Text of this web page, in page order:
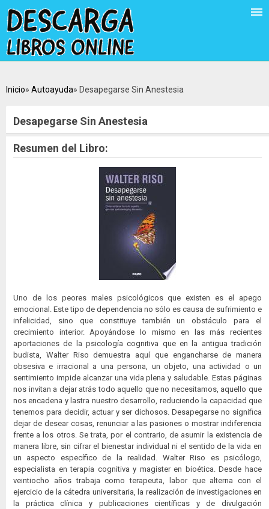
Inicio Autoayuda Desapegarse Sin Anestesia
Desapegarse Sin Anestesia
Resumen del Libro:
Uno de los peores males psicológicos que existen es el apego
emocional. Este tipo de dependencia no sólo es causa de sufrimiento e
infelicidad, sino que constituye también un obstáculo para el
crecimiento interior. Apoyándose lo mismo en las más recientes
aportaciones de la psicología cognitiva que en la antigua tradición
budista, Walter Riso demuestra aquí que engancharse de manera
obsesiva e irracional a una persona, un objeto, una actividad o un
sentimiento impide alcanzar una vida plena y saludable. Estas páginas
nos invitan a dejar atrás todo aquello que no necesitamos, aquello que
nos encadena y lastra nuestro desarrollo, reduciendo la capacidad que
tenemos para decidir, actuar y ser dichosos. Desapegarse no significa
dejar de desear cosas, renunciar a las pasiones o mostrar indiferencia
frente a los otros. Se trata, por el contrario, de asumir la existencia de
manera libre, sin cifrar el bienestar individual ni el sentido de la vida en
un aspecto específico de la realidad. Walter Riso es psicólogo,
especialista en terapia cognitiva y magister en bioética. Desde hace
veintiocho años trabaja como terapeuta, labor que alterna con el
ejercicio de la cátedra universitaria, la realización de investigaciones en
la práctica clínica y publicaciones científicas y de divulgación